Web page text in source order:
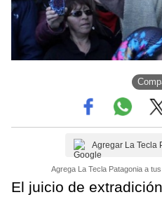
Agregar La Tecla
Agrega La Tecla Patagonia a
El juicio de